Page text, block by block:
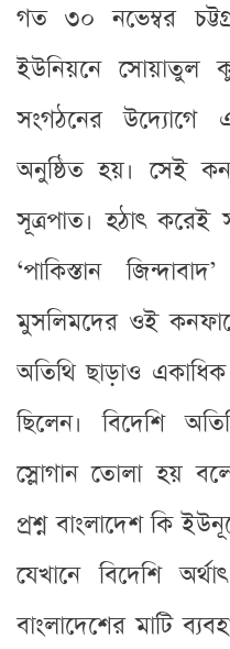
গত ৩০ নভেম্বর
ইউনিয়নে সোয়াতুল
সংগঠনের উদ্যোগে
অনুষ্ঠিত হয়। সেই
সূত্রপাত। হঠাৎ করেই
‘পাকিস্তান
মুসলিমদের ওই
অতিথি ছাড়াও
ছিলেন। বিদেশি
স্লোগান তোলা হয়
প্রশ্ন বাংলাদেশ কি
যেখানে বিদেশি
বাংলাদেশের মাটি